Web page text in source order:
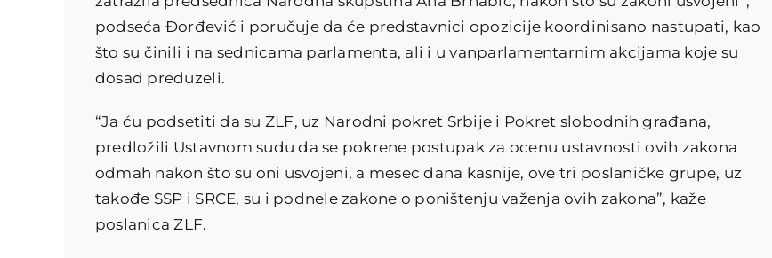
podseća Đorđević i poručuje da će predstavnici opozicije koordinisano nastupati, kao
što su činili i na sednicama parlamenta, ali i u vanparlamentarnim akcijama koje su
dosad preduzeli.
“Ja ću podsetiti da su ZLF, uz Narodni pokret Srbije i Pokret slobodnih građana,
predložili Ustavnom sudu da se pokrene postupak za ocenu ustavnosti ovih zakona
odmah nakon što su oni usvojeni, a mesec dana kasnije, ove tri poslaničke grupe, uz
takođe SSP i SRCE, su i podnele zakone o poništenju važenja ovih zakona”, kaže
poslanica ZLF.